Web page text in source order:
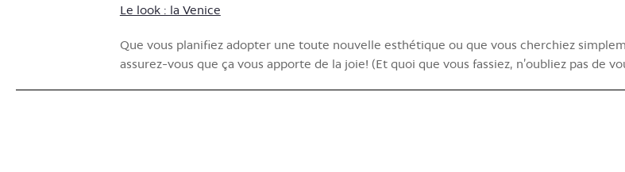
Le look : la Venice
Que vous planifiez adopter une toute nouvelle esthétique ou que vous cherchiez
assurez-vous que ça vous apporte de la joie! (Et quoi que vous fassiez, n’oubliez pas de